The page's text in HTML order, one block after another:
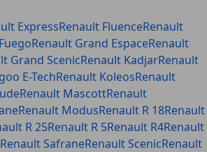
ExpressRenault FluenceRenault
Renault Grand EspaceRenault
Grand ScenicRenault KadjarRenault
E-TechRenault KoleosRenault
Renault MascottRenault
Renault ModusRenault R 18Renault
R 25Renault R 5Renault R4Renault
Renault SafraneRenault ScenicRenault